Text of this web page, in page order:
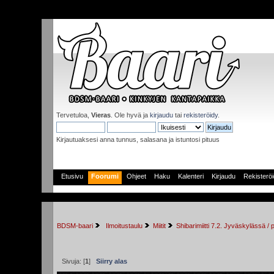
Tervetuloa,Vieras . Ole hyvä jakirjaudu tairekisteröidy.
Kirjautuaksesi anna tunnus, salasana ja istuntosi pituus
Etusivu Foorumi Ohjeet Haku Kalenteri Kirjaudu
BDSM-baari Ilmoitustaulu Miitit Shibarimiitti 7.2. Jyväskylässä /
Sivuja: [1]Siirry alas